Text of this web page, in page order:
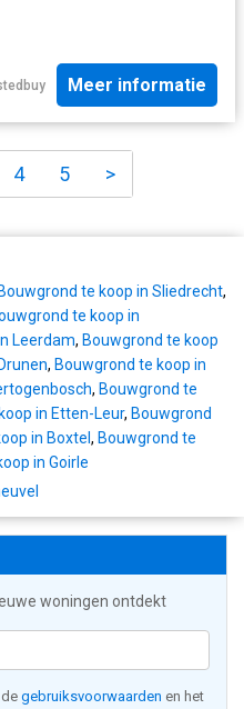
Meer informatie
4 5 >
Bouwgrond te koop in Sliedrecht,
te koop in
Leerdam, Bouwgrond te koop
, Bouwgrond te koop in
, Bouwgrond te
in Etten-Leur, Bouwgrond
in Boxtel , Bouwgrond te
in Goirle
woningen ontdekt
gebruiksvoorwaarden en het